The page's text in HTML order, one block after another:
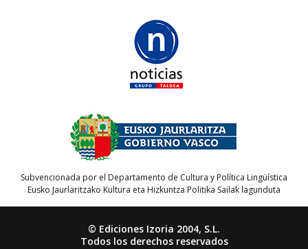
Subvencionada por el Departamento de Cultura y Política Lingüística
Eusko Jaurlaritzako Kultura eta Hizkuntza Politika Sailak lagunduta
© Ediciones Izoria 2004, S.L.
Todos los derechos reservados